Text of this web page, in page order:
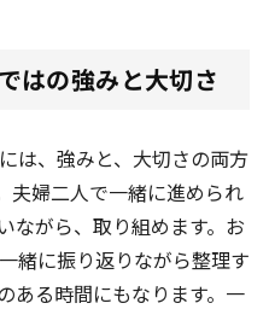
はの強みと大切さ
は、強みと、大切さの両方
夫婦二人で一緒に進められ
ながら、取り組めます。お
緒に振り返りながら整理す
ある時間にもなります。一